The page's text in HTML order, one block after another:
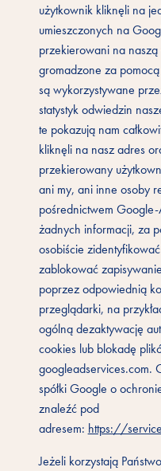
użytkownik kliknęli na
umieszczonych na
przekierowani na
gromadzone za
są wykorzystywane
statystyk odwiedzin
te pokazują nam
kliknęli na nasz adres
przekierowany
ani my, ani inne osoby
pośrednictwem
żadnych informacji, za
osobiście
zablokować
poprzez odpowiednią
przeglądarki, na
ogólną dezaktywację
cookies lub blokadę
googleadservices.com.
spółki Google o
znaleźć pod
adresem: https://
Jeżeli korzystają